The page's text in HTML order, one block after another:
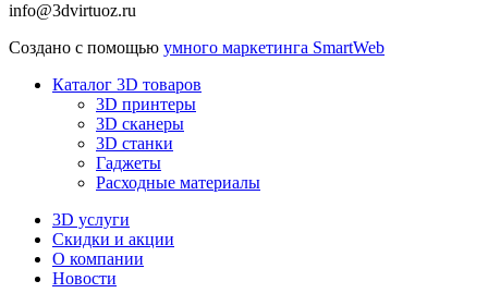
info@3dvirtuoz.ru
Создано с помощью умного маркетинга SmartWeb
Каталог 3D товаров
3D принтеры
3D сканеры
3D станки
Гаджеты
Расходные материалы
3D услуги
Скидки и акции
О компании
Новости